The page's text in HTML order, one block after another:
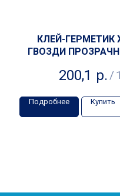
КЛЕЙ-ГЕРМЕТИК
ГВОЗДИ
200,1 р. /
Подробнее Купить